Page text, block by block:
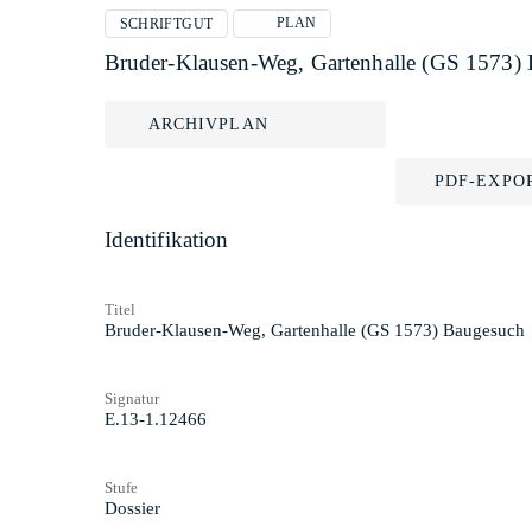
SCHRIFTGUT PLAN
Bruder-Klausen-Weg, Gartenhalle (GS 1573)
ARCHIVPLAN
PDF-
Identifikation
Titel
Bruder-Klausen-Weg, Gartenhalle (GS 1573) Baugesuch
Signatur
E.13-1.12466
Stufe
Dossier